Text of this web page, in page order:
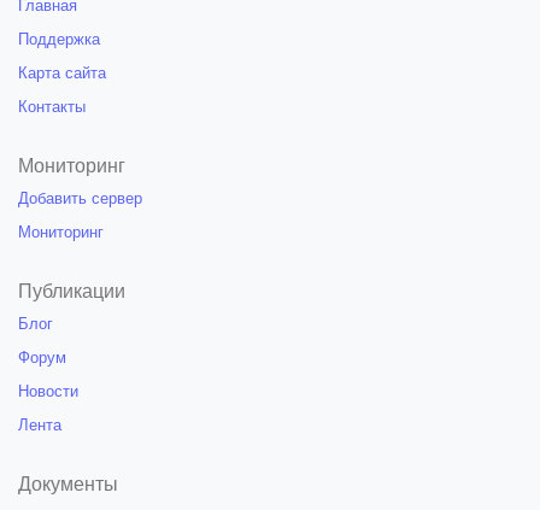
Главная
Поддержка
Карта сайта
Контакты
Мониторинг
Добавить сервер
Мониторинг
Публикации
Блог
Форум
Новости
Лента
Документы